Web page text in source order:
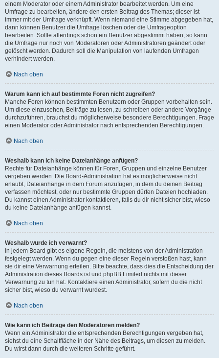
einem Moderator oder einem Administrator bearbeitet werden. Um eine
Umfrage zu bearbeiten, ändere den ersten Beitrag des Themas; dieser ist
immer mit der Umfrage verknüpft. Wenn niemand eine Stimme abgegeben hat,
dann können Benutzer die Umfrage löschen oder die Umfrageoption
bearbeiten. Sollte allerdings schon ein Benutzer abgestimmt haben, so kann
die Umfrage nur noch von Moderatoren oder Administratoren geändert oder
gelöscht werden. Dadurch soll die Manipulation von laufenden Umfragen
verhindert werden.
Nach oben
Warum kann ich auf bestimmte Foren nicht zugreifen?
Manche Foren können bestimmten Benutzern oder Gruppen vorbehalten sein.
Um diese einzusehen, Beiträge zu lesen, zu schreiben oder andere Vorgänge
durchzuführen, brauchst du möglicherweise besondere Berechtigungen. Frage
einen Moderator oder Administrator nach entsprechenden Berechtigungen.
Nach oben
Weshalb kann ich keine Dateianhänge anfügen?
Rechte für Dateianhänge können für Foren, Gruppen und einzelne Benutzer
vergeben werden. Die Board-Administration hat es möglicherweise nicht
erlaubt, Dateianhänge in dem Forum anzufügen, in dem du deinen Beitrag
verfassen möchtest, oder nur bestimmte Gruppen dürfen Dateien hochladen.
Du kannst einen Administrator kontaktieren, falls du dir nicht sicher bist, wieso
du keine Dateianhänge anfügen kannst.
Nach oben
Weshalb wurde ich verwarnt?
In jedem Board gibt es eigene Regeln, die meistens von der Administration
festgelegt werden. Wenn du gegen eine dieser Regeln verstoßen hast, kann
sie dir eine Verwarnung erteilen. Bitte beachte, dass dies die Entscheidung der
Administration dieses Boards ist und phpBB Limited nichts mit dieser
Verwarnung zu tun hat. Kontaktiere einen Administrator, sofern du die nicht
sicher bist, wieso du verwarnt wurdest.
Nach oben
Wie kann ich Beiträge den Moderatoren melden?
Wenn ein Administrator die entsprechenden Berechtigungen vergeben hat,
siehst du eine Schaltfläche in der Nähe des Beitrags, um diesen zu melden.
Du wirst dann durch die weiteren Schritte geführt.